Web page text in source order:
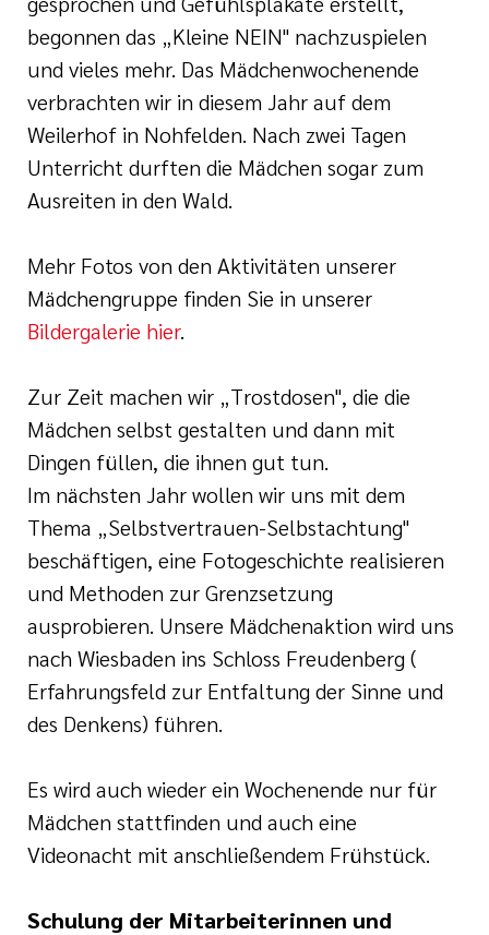
begonnen das „Kleine NEIN" nachzuspielen
und vieles mehr. Das Mädchenwochenende
verbrachten wir in diesem Jahr auf dem
Weilerhof in Nohfelden. Nach zwei Tagen
Unterricht durften die Mädchen sogar zum
Ausreiten in den Wald.
Mehr Fotos von den Aktivitäten unserer
Mädchengruppe finden Sie in unserer
Bildergalerie hier.
Zur Zeit machen wir „Trostdosen", die die
Mädchen selbst gestalten und dann mit
Dingen füllen, die ihnen gut tun.
Im nächsten Jahr wollen wir uns mit dem
Thema „Selbstvertrauen-Selbstachtung"
beschäftigen, eine Fotogeschichte realisieren
und Methoden zur Grenzsetzung
ausprobieren. Unsere Mädchenaktion wird uns
nach Wiesbaden ins Schloss Freudenberg (
Erfahrungsfeld zur Entfaltung der Sinne und
des Denkens) führen.
Es wird auch wieder ein Wochenende nur für
Mädchen stattfinden und auch eine
Videonacht mit anschließendem Frühstück.
Schulung der Mitarbeiterinnen und